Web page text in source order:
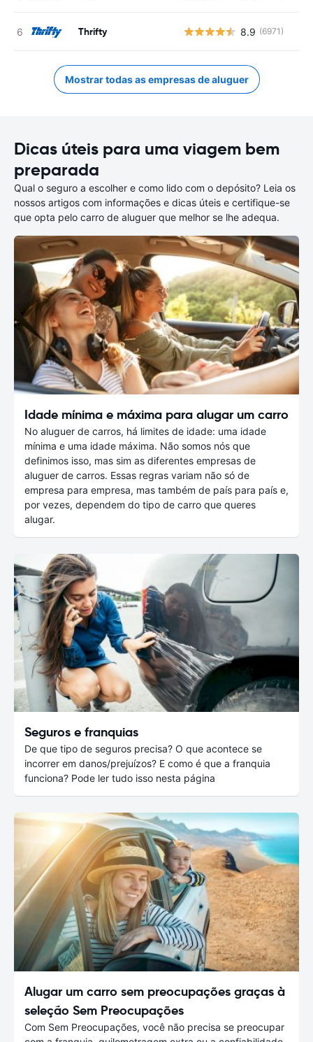
Thrifty 8.9 (6971)
Mostrar todas as empresas de aluguer
Dicas úteis para uma viagem bem
preparada
Qual o seguro a escolher e como lido com o depósito? Leia os
nossos artigos com informações e dicas úteis e certifique-se
que opta pelo carro de aluguer que melhor se lhe adequa.
Idade mínima e máxima para alugar um carro
No aluguer de carros, há limites de idade: uma idade
mínima e uma idade máxima. Não somos nós que
definimos isso, mas sim as diferentes empresas de
aluguer de carros. Essas regras variam não só de
empresa para empresa, mas também de país para país e,
por vezes, dependem do tipo de carro que queres
alugar.
Seguros e franquias
De que tipo de seguros precisa? O que acontece se
incorrer em danos/prejuízos? E como é que a franquia
funciona? Pode ler tudo isso nesta página
Alugar um carro sem preocupações graças à
seleção Sem Preocupações
Com Sem Preocupações, você não precisa se preocupar